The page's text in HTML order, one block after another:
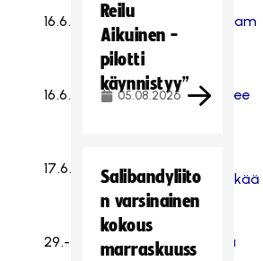
16.6. Helsinki M-Team
16.6. Jyväskylä Happee
17.6. Hyvinkää
Hyvinkää
29.-1.7. Rauma SalBa
Reilu
Aikuinen -
pilotti
käynnistyy”
05.08.2026
Salibandyliito
n varsinainen
kokous
marraskuuss